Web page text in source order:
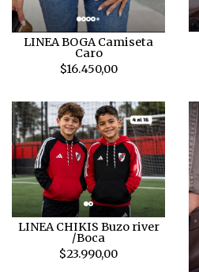
LINEA BOGA Camiseta
Caro
$16.450,00
LINEA CHIKIS Buzo river
/Boca
$23.990,00